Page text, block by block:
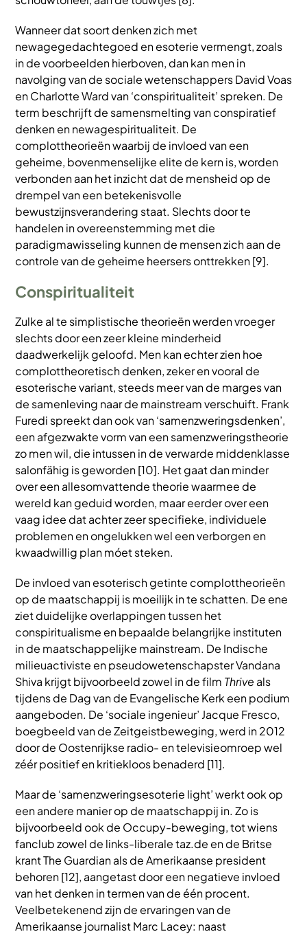
Wanneer dat soort denken zich met
newagegedachtegoed en esoterie vermengt, zoals
in de voorbeelden hierboven, dan kan men in
navolging van de sociale wetenschappers David Voas
en Charlotte Ward van ‘conspiritualiteit’ spreken. De
term beschrijft de samensmelting van conspiratief
denken en newagespiritualiteit. De
complottheorieën waarbij de invloed van een
geheime, bovenmenselijke elite de kern is, worden
verbonden aan het inzicht dat de mensheid op de
drempel van een betekenisvolle
bewustzijnsverandering staat. Slechts door te
handelen in overeenstemming met die
paradigmawisseling kunnen de mensen zich aan de
controle van de geheime heersers onttrekken [9].
Conspiritualiteit
Zulke al te simplistische theorieën werden vroeger
slechts door een zeer kleine minderheid
daadwerkelijk geloofd. Men kan echter zien hoe
complottheoretisch denken, zeker en vooral de
esoterische variant, steeds meer van de marges van
de samenleving naar de mainstream verschuift. Frank
Furedi spreekt dan ook van ‘samenzweringsdenken’,
een afgezwakte vorm van een samenzweringstheorie
zo men wil, die intussen in de verwarde middenklasse
salonfähig is geworden [10]. Het gaat dan minder
over een allesomvattende theorie waarmee de
wereld kan geduid worden, maar eerder over een
vaag idee dat achter zeer specifieke, individuele
problemen en ongelukken wel een verborgen en
kwaadwillig plan móet steken.
De invloed van esoterisch getinte complottheorieën
op de maatschappij is moeilijk in te schatten. De ene
ziet duidelijke overlappingen tussen het
conspiritualisme en bepaalde belangrijke instituten
in de maatschappelijke mainstream. De Indische
milieuactiviste en pseudowetenschapster Vandana
Shiva krijgt bijvoorbeeld zowel in de film Thrive als
tijdens de Dag van de Evangelische Kerk een podium
aangeboden. De ‘sociale ingenieur’ Jacque Fresco,
boegbeeld van de Zeitgeistbeweging, werd in 2012
door de Oostenrijkse radio- en televisieomroep wel
zéér positief en kritiekloos benaderd [11].
Maar de ‘samenzweringsesoterie light’ werkt ook op
een andere manier op de maatschappij in. Zo is
bijvoorbeeld ook de Occupy-beweging, tot wiens
fanclub zowel de links-liberale taz.de en de Britse
krant The Guardian als de Amerikaanse president
behoren [12], aangetast door een negatieve invloed
van het denken in termen van de één procent.
Veelbetekenend zijn de ervaringen van de
Amerikaanse journalist Marc Lacey: naast